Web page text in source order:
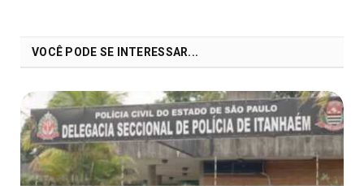
VOCÊ PODE SE INTERESSAR...